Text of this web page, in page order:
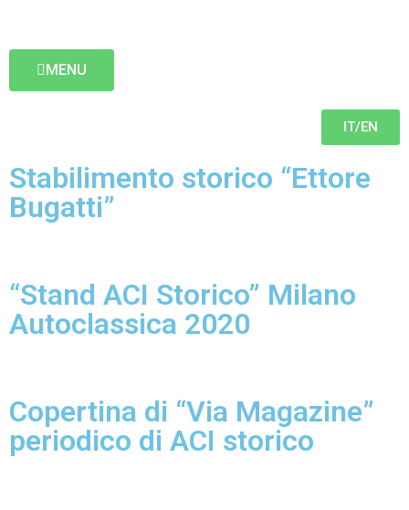
MENU
IT/EN
Stabilimento storico “Ettore
Bugatti”
“Stand ACI Storico” Milano
Autoclassica 2020
Copertina di “Via Magazine”
periodico di ACI storico